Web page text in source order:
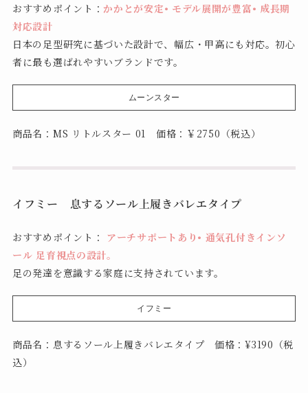
おすすめポイント： かかとが安定• モデル展開が豊富• 成長期
対応設計
日本の足型研究に基づいた設計で、幅広・甲高にも対応。初心
者に最も選ばれやすいブランドです。
ムーンスター
商品名：MS リトルスター 01 価格：￥2750（税込）
イフミー 息するソール上履きバレエタイプ
おすすめポイント：
アーチサポートあり• 通気孔付きインソ
ール 足育視点の設計。
足の発達を意識する家庭に支持されています。
イフミー
商品名：息するソール上履きバレエタイプ 価格：¥3190（税
込）